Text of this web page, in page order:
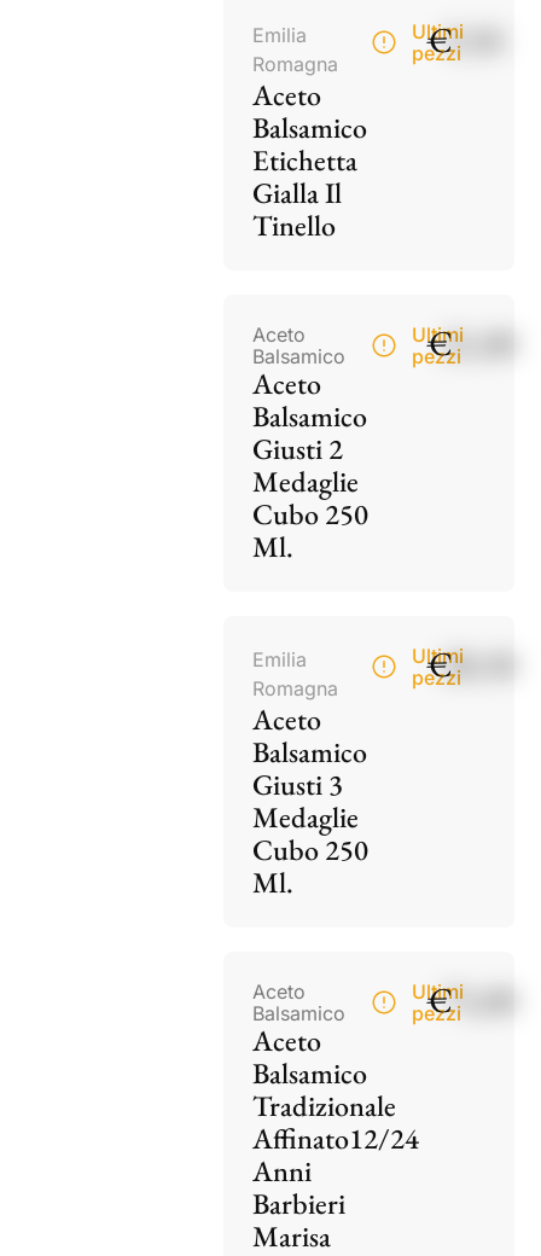
Emilia
Romagna
Aceto
Balsamico
Etichetta
Gialla Il
Tinello
Ultimi
pezzi
€9,50
Aceto
Balsamico
Aceto
Balsamico
Giusti 2
Medaglie
Cubo 250
Ml.
Ultimi
pezzi
€21,00
Emilia
Romagna
Aceto
Balsamico
Giusti 3
Medaglie
Cubo 250
Ml.
Ultimi
pezzi
€28,50
Aceto
Balsamico
Aceto
Balsamico
Tradizionale
Affinato12/24
Anni
Barbieri
Marisa
Ultimi
pezzi
€75,00